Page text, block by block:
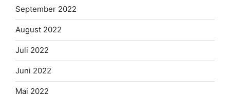
September 2022
August 2022
Juli 2022
Juni 2022
Mai 2022